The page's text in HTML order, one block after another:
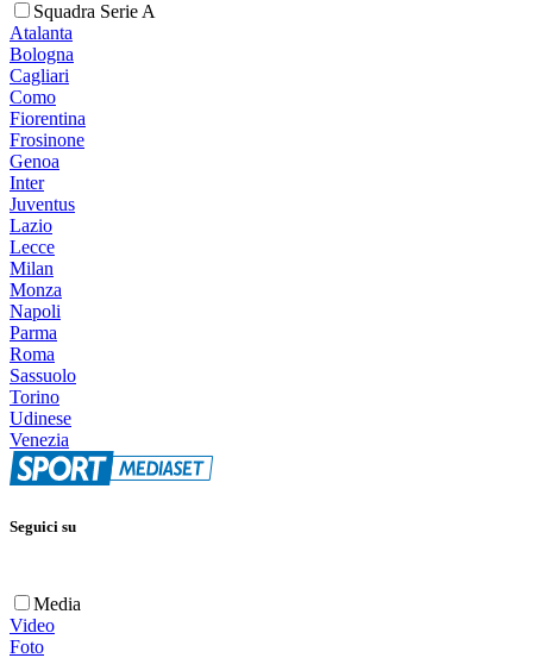
Squadra Serie A
Atalanta
Bologna
Cagliari
Como
Fiorentina
Frosinone
Genoa
Inter
Juventus
Lazio
Lecce
Milan
Monza
Napoli
Parma
Roma
Sassuolo
Torino
Udinese
Venezia
Seguici su
Media
Video
Foto